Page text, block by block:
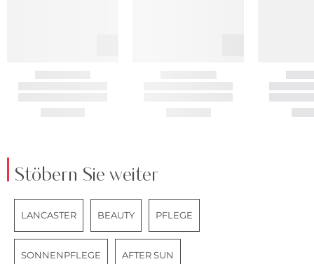
Stöbern Sie weiter
LANCASTER BEAUTY PFLEGE
SONNENPFLEGE AFTER SUN